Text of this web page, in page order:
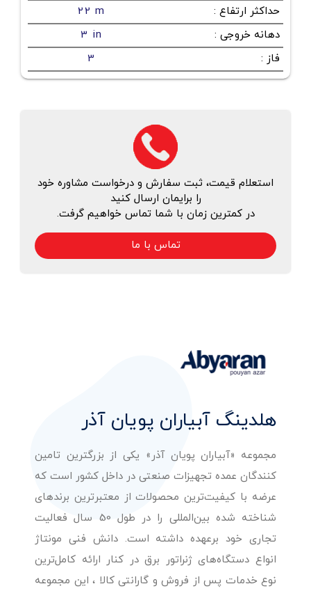
حداکثر ارتفاع :
22 m
دهانه خروجی :
3 in
فاز :
3
استعلام قیمت، ثبت سفارش و درخواست مشاوره خود
را برایمان ارسال کنید
در کمترین زمان با شما تماس خواهیم گرفت.
تماس با ما
هلدینگ آبیاران پویان آذر
مجموعه «آبیاران پویان آذر» یکی از بزرگترین تامین
کنندگان عمده تجهیزات صنعتی در داخل کشور است که
عرضه با کیفیت‌ترین محصولات از معتبرترین برندهای
شناخته شده بین‌المللی را در طول 50 سال فعالیت
تجاری خود برعهده داشته است. دانش فنی مونتاژ
انواع دستگاه‌های ژنراتور برق در کنار ارائه کامل‌ترین
نوع خدمات پس از فروش و گارانتی کالا ، این مجموعه